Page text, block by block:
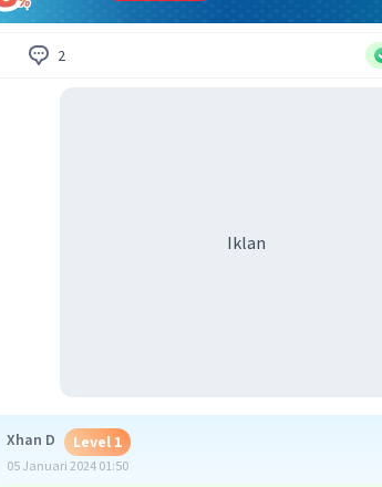
2
Iklan
Xhan D Level 1
05 Januari 2024 01:50